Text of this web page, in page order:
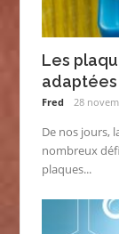
Les
adaptées
Fred 28
De nos jours,
nombreux
plaques...